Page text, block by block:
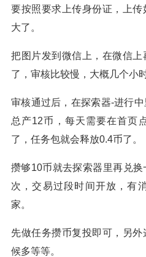
要按照要求上传身份证，上
大了。
把图片发到微信上，在微信
了，审核比较慢，大概几个小
审核通过后，在探索器-进行
总产12币，每天需要在首页
了，任务包就会释放0.4币了。
攒够10币就去探索器里再兑
次，交易过段时间开放，有
家。
先做任务攒币复投即可，另
候多等等。